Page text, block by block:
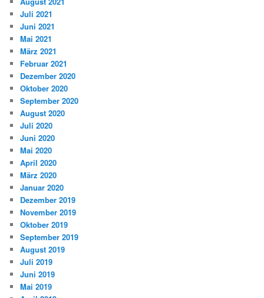
Juli 2021
Juni 2021
Mai 2021
März 2021
Februar 2021
Dezember 2020
Oktober 2020
September 2020
August 2020
Juli 2020
Juni 2020
Mai 2020
April 2020
März 2020
Januar 2020
Dezember 2019
November 2019
Oktober 2019
September 2019
August 2019
Juli 2019
Juni 2019
Mai 2019